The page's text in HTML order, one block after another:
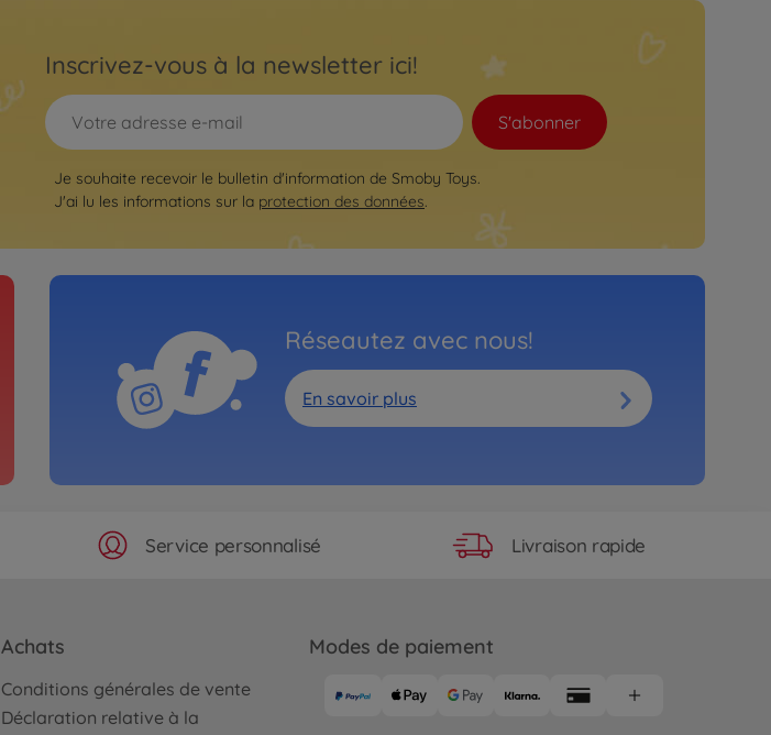
Inscrivez-vous à la newsletter ici!
S'abonner
Je souhaite recevoir le bulletin d'information de Smoby Toys.
J'ai lu les informations sur la protection des données.
Réseautez avec nous!
En savoir plus
Service personnalisé Livraison rapide
Achats
Conditions générales de vente
Déclaration relative à la
Modes de paiement